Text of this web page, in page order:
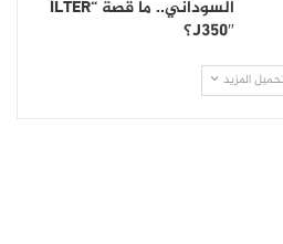
السوداني.. ما قصة “İLTER
J350″؟
تحميل المزيد